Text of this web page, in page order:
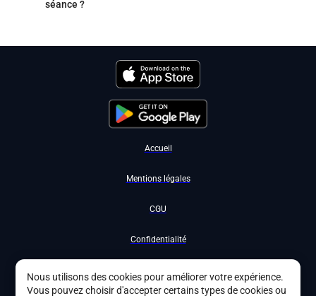
séance ?
Accueil
Mentions légales
CGU
Confidentialité
Nous utilisons des cookies pour améliorer votre expérience.
Vous pouvez choisir d'accepter certains types de cookies ou